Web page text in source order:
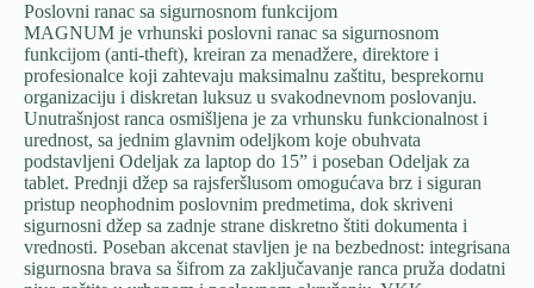
Poslovni ranac sa sigurnosnom funkcijom
MAGNUM je vrhunski poslovni ranac sa sigurnosnom
funkcijom (anti-theft), kreiran za menadžere, direktore i
profesionalce koji zahtevaju maksimalnu zaštitu, besprekornu
organizaciju i diskretan luksuz u svakodnevnom poslovanju.
Unutrašnjost ranca osmišljena je za vrhunsku funkcionalnost i
urednost, sa jednim glavnim odeljkom koje obuhvata
podstavljeni Odeljak za laptop do 15” i poseban Odeljak za
tablet. Prednji džep sa rajsferšlusom omogućava brz i siguran
pristup neophodnim poslovnim predmetima, dok skriveni
sigurnosni džep sa zadnje strane diskretno štiti dokumenta i
vrednosti. Poseban akcenat stavljen je na bezbednost: integrisana
sigurnosna brava sa šifrom za zaključavanje ranca pruža dodatni